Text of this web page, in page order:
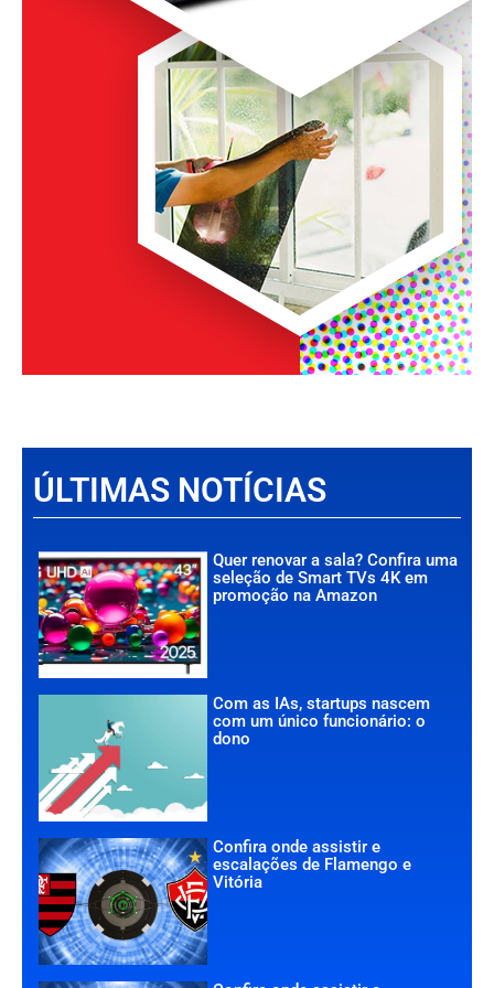
ÚLTIMAS NOTÍCIAS
Quer renovar a sala? Confira uma
seleção de Smart TVs 4K em
promoção na Amazon
Com as IAs, startups nascem
com um único funcionário: o
dono
Confira onde assistir e
escalações de Flamengo e
Vitória